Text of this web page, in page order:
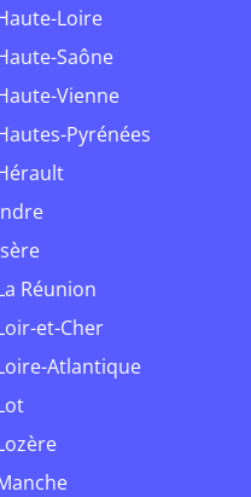
Haute-Loire
Haute-Saône
Haute-Vienne
Hautes-Pyrénées
Hérault
Indre
Isère
La Réunion
Loir-et-Cher
Loire-Atlantique
Lot
Lozère
Manche